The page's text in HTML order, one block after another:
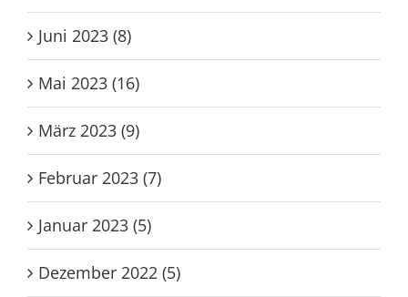
Juni 2023 (8)
Mai 2023 (16)
März 2023 (9)
Februar 2023 (7)
Januar 2023 (5)
Dezember 2022 (5)